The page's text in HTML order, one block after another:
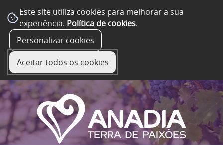
Este site utiliza cookies para melhorar a sua
experiência. Política de cookies.
Personalizar cookies
Aceitar todos os cookies